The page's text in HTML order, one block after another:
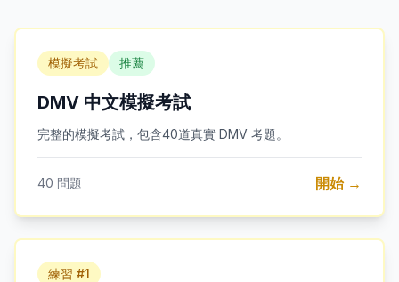
模擬考試 推薦
DMV 中文模擬考試
完整的模擬考試，包含40道真實 DMV 考題。
40 問題 開始 →
練習 #1